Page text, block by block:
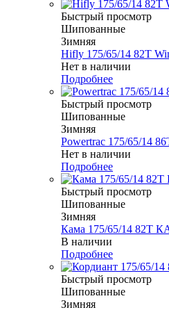
Быстрый просмотр
Шипованные
Зимняя
Hifly 175/65/14 82T
Нет в наличии
Подробнее
Быстрый просмотр
Шипованные
Зимняя
Powertrac 175/65/14
Нет в наличии
Подробнее
Быстрый просмотр
Шипованные
Зимняя
Кама 175/65/14 82T
В наличии
Подробнее
Быстрый просмотр
Шипованные
Зимняя